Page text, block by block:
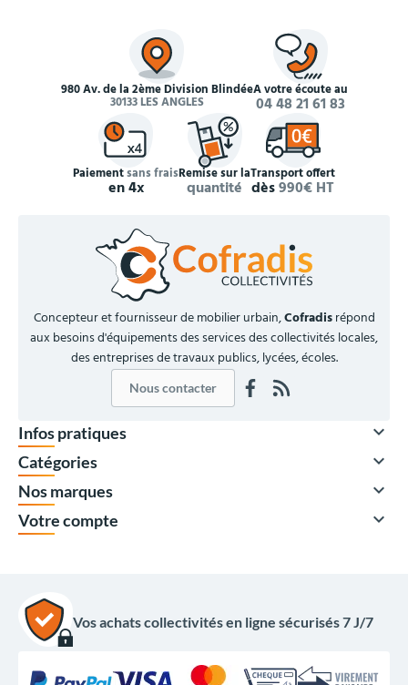
980 Av. de la 2ème Division Blindée
30133 LES ANGLES
À votre écoute au
04 48 21 61 83
Paiementsans frais
en 4x
Remise sur la
quantité
Transport offert
dès990€ HT
Concepteur et fournisseur de mobilier urbain,Cofradisrépond
aux besoins d'équipements des services des collectivités locales,
des entreprises de travaux publics, lycées, écoles.
Nous contacter
Infos pratiques 
Catégories 
Nos marques 
Votre compte 
Vos achats collectivités en ligne sécurisés 7 J/7